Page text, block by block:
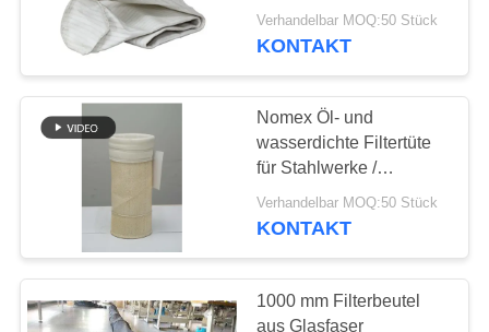
FORDERN
SIE EIN
ZITAT
SITEMAP
DATENSCHUTZRICHTLINIE
Staubenträgerfiltertüten
Verhandelbar MOQ:50 Stück
KONTAKT
Nomex Öl- und
wasserdichte Filtertüte
für Stahlwerke /
Zementwerke
Verhandelbar MOQ:50 Stück
KONTAKT
1000 mm Filterbeutel
aus Glasfaser